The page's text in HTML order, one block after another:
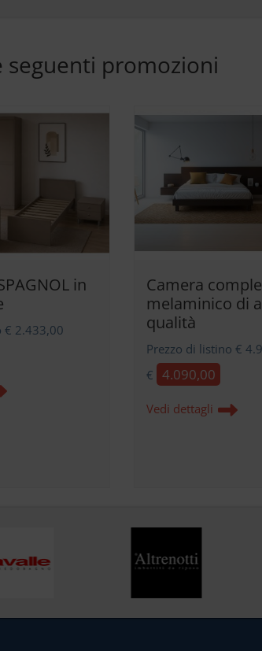
promozioni
in
€ 2.433,00
Camera
melaminico di
qualità
Prezzo di listino €
€ 4.090,00
Vedi dettagli